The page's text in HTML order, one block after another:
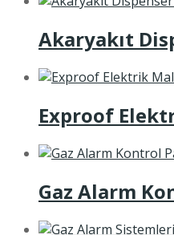
Akaryakıt
Exproof
Gaz Alarm